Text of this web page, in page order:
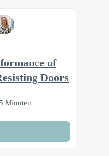
of
Doors
Minuten